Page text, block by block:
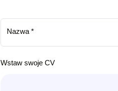
Nazwa*
Wstaw swoje CV